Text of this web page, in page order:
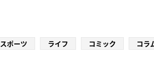
スポーツ ライフ コミック
コラ